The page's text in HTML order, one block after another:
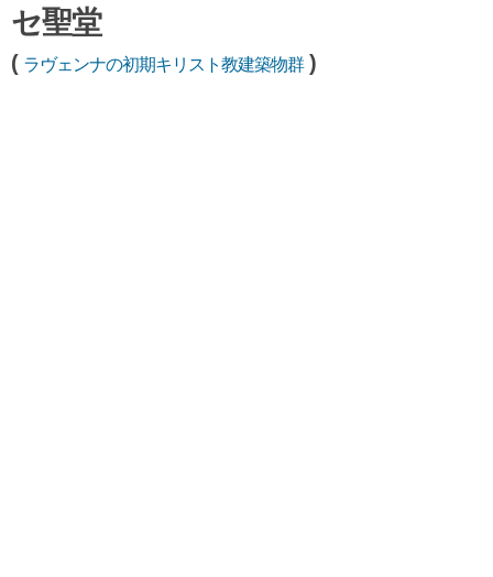
セ聖堂
( ラヴェンナの初期キリスト教建築物群)